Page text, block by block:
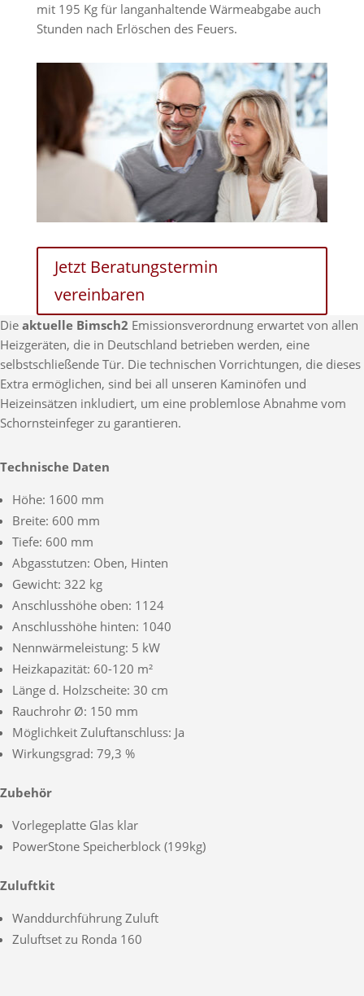
mit 195 Kg für langanhaltende Wärmeabgabe auch
Stunden nach Erlöschen des Feuers.
Jetzt Beratungstermin
vereinbaren
Die aktuelle Bimsch2 Emissionsverordnung erwartet von allen
Heizgeräten, die in Deutschland betrieben werden, eine
selbstschließende Tür. Die technischen Vorrichtungen, die dieses
Extra ermöglichen, sind bei all unseren Kaminöfen und
Heizeinsätzen inkludiert, um eine problemlose Abnahme vom
Schornsteinfeger zu garantieren.
Technische Daten
Höhe: 1600 mm
Breite: 600 mm
Tiefe: 600 mm
Abgasstutzen: Oben, Hinten
Gewicht: 322 kg
Anschlusshöhe oben: 1124
Anschlusshöhe hinten: 1040
Nennwärmeleistung: 5 kW
Heizkapazität: 60-120 m²
Länge d. Holzscheite: 30 cm
Rauchrohr Ø: 150 mm
Möglichkeit Zuluftanschluss: Ja
Wirkungsgrad: 79,3 %
Zubehör
Vorlegeplatte Glas klar
PowerStone Speicherblock (199kg)
Zuluftkit
Wanddurchführung Zuluft
Zuluftset zu Ronda 160